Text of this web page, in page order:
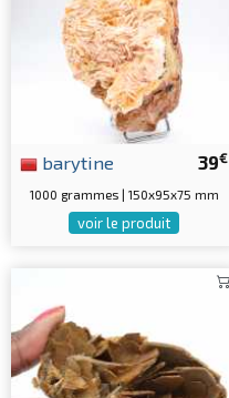
39€
barytine
1000 grammes | 150x95x75 mm
voir le produit